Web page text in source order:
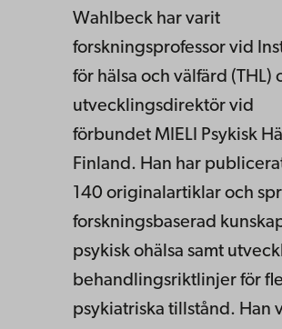
Wahlbeck har varit
forskningsprofessor vid
för hälsa och välfärd (THL)
utvecklingsdirektör vid
förbundet MIELI Psykisk
Finland. Han har
140 originalartiklar och
forskningsbaserad
psykisk ohälsa samt
behandlingsriktlinjer för
psykiatriska tillstånd. Han